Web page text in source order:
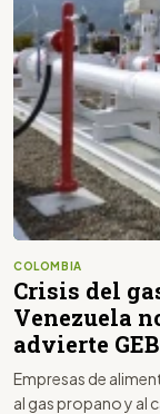
COLOMBIA
Crisis del
Venezuela
advierte GEB
Empresas de
al gas propano y al